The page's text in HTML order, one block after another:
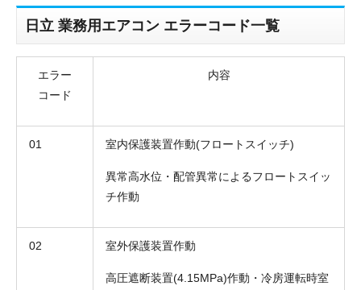
日立 業務用エアコン エラーコード一覧
エラー
コード
内容
01 室内保護装置作動(フロートスイッチ)
異常高水位・配管異常によるフロートスイッ
チ作動
02 室外保護装置作動
高圧遮断装置(4.15MPa)作動・冷房運転時室